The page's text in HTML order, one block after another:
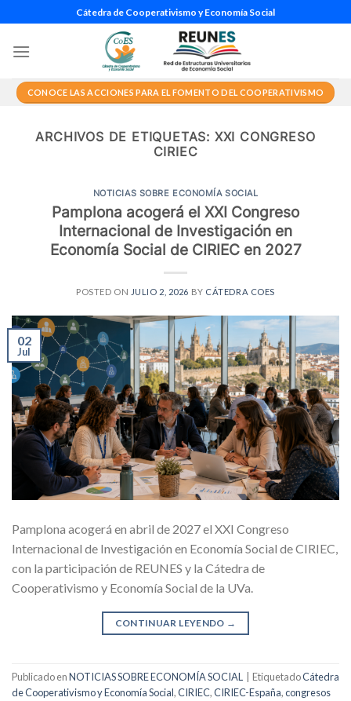
al
contenido
Cátedra de Cooperativismo y Economía Social
CONOCE LAS ACCIONES PARA EL FOMENTO DEL COOPERATIVISMO
ARCHIVOS DE ETIQUETAS: XXI CONGRESO
CIRIEC
NOTICIAS SOBRE ECONOMÍA SOCIAL
Pamplona acogerá el XXI Congreso
Internacional de Investigación en
Economía Social de CIRIEC en 2027
POSTED ON JULIO 2, 2026 BY CÁTEDRA COES
02
Jul
Pamplona acogerá en abril de 2027 el XXI Congreso
Internacional de Investigación en Economía Social de CIRIEC,
con la participación de REUNES y la Cátedra de
Cooperativismo y Economía Social de la UVa.
CONTINUAR LEYENDO →
Publicado enNOTICIAS SOBRE ECONOMÍA SOCIAL EtiquetadoCátedra
de Cooperativismo y Economía Social,CIRIEC,CIRIEC-España,congresos